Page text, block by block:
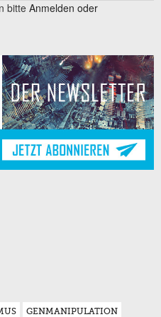
bitte Anmelden oder
GENMANIPULATION